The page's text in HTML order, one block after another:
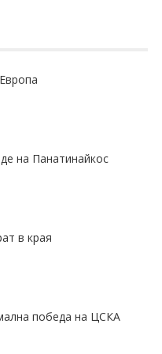
на Панатинайкос
в края
победа на ЦСКА